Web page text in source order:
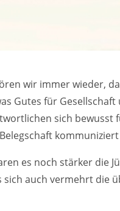
wir immer wieder,
Gutes für
sich bewusst
es noch stärker die
sich auch vermehrt die